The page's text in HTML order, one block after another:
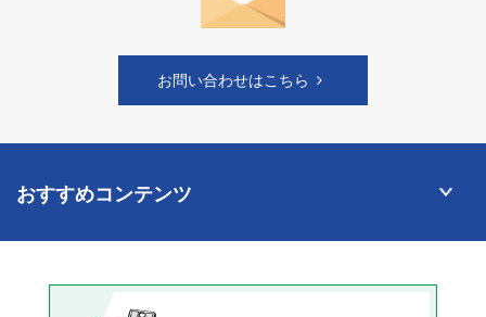
お問い合わせはこちら
おすすめコンテンツ